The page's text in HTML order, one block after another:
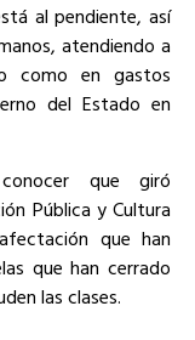
al pendiente, así
atendiendo a
como en gastos
del Estado en
que giró
Pública y Cultura
que han
que han cerrado
las clases.